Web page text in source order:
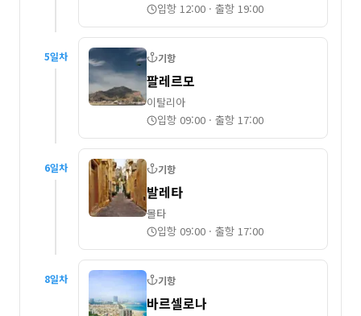
입항 12:00 · 출항 19:00
5일차 기항
팔레르모
이탈리아
입항 09:00 · 출항 17:00
6일차 기항
발레타
몰타
입항 09:00 · 출항 17:00
8일차 기항
바르셀로나